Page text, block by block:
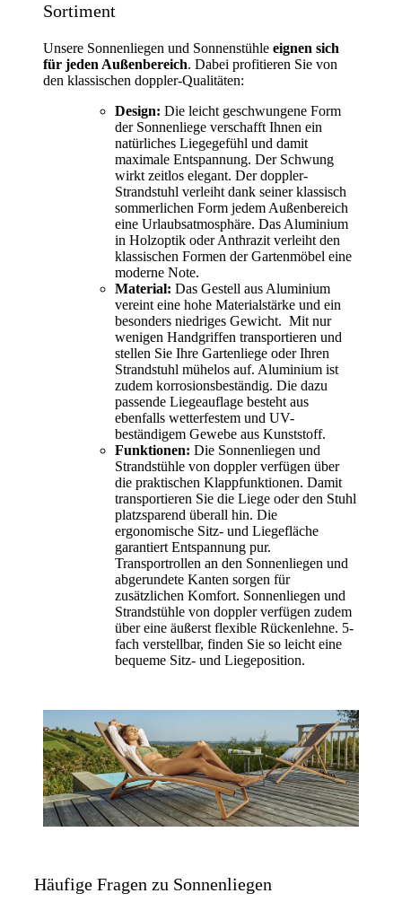
Sortiment
Unsere Sonnenliegen und Sonnenstühle eignen sich
für jeden Außenbereich. Dabei profitieren Sie von
den klassischen doppler-Qualitäten:
Design: Die leicht geschwungene Form
der Sonnenliege verschafft Ihnen ein
natürliches Liegegefühl und damit
maximale Entspannung. Der Schwung
wirkt zeitlos elegant. Der doppler-
Strandstuhl verleiht dank seiner klassisch
sommerlichen Form jedem Außenbereich
eine Urlaubsatmosphäre. Das Aluminium
in Holzoptik oder Anthrazit verleiht den
klassischen Formen der Gartenmöbel eine
moderne Note.
Material: Das Gestell aus Aluminium
vereint eine hohe Materialstärke und ein
besonders niedriges Gewicht. Mit nur
wenigen Handgriffen transportieren und
stellen Sie Ihre Gartenliege oder Ihren
Strandstuhl mühelos auf. Aluminium ist
zudem korrosionsbeständig. Die dazu
passende Liegeauflage besteht aus
ebenfalls wetterfestem und UV-
beständigem Gewebe aus Kunststoff.
Funktionen: Die Sonnenliegen und
Strandstühle von doppler verfügen über
die praktischen Klappfunktionen. Damit
transportieren Sie die Liege oder den Stuhl
platzsparend überall hin. Die
ergonomische Sitz- und Liegefläche
garantiert Entspannung pur.
Transportrollen an den Sonnenliegen und
abgerundete Kanten sorgen für
zusätzlichen Komfort. Sonnenliegen und
Strandstühle von doppler verfügen zudem
über eine äußerst flexible Rückenlehne. 5-
fach verstellbar, finden Sie so leicht eine
bequeme Sitz- und Liegeposition.
Häufige Fragen zu Sonnenliegen